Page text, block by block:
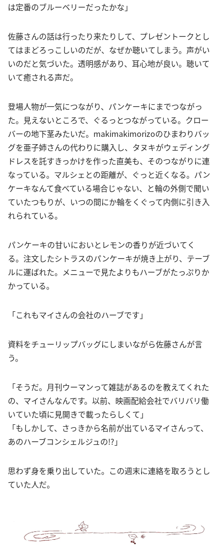
は定番のブルーベリーだったかな」
佐藤さんの話は行ったり来たりして、プレゼントークとし
てはまどろっこしいのだが、なぜか聴いてしまう。声がい
いのだと気づいた。透明感があり、耳心地が良い。聴いて
いて癒される声だ。
登場人物が一気につながり、パンケーキにまでつながっ
た。見えないところで、ぐるっとつながっている。クロー
バーの地下茎みたいだ。makimakimorizoのひまわりバッ
グを亜子姉さんの代わりに購入し、タヌキがウェディング
ドレスを託すきっかけを作った直美も、そのつながりに連
なっている。マルシェとの距離が、ぐっと近くなる。パン
ケーキなんて食べている場合じゃない、と輪の外側で聞い
ていたつもりが、いつの間にか輪をくぐって内側に引き入
れられている。
パンケーキの甘いにおいとレモンの香りが近づいてく
る。注文したシトラスのパンケーキが焼き上がり、テーブ
ルに運ばれた。メニューで見たよりもハーブがたっぷりか
かっている。
「これもマイさんの会社のハーブです」
資料をチューリップバッグにしまいながら佐藤さんが言
う。
「そうだ。月刊ウーマンって雑誌があるのを教えてくれた
の、マイさんなんです。以前、映画配給会社でバリバリ働
いていた頃に見開きで載ったらしくて」
「もしかして、さっきから名前が出ているマイさんって、
あのハーブコンシェルジュの!?」
思わず身を乗り出していた。この週末に連絡を取ろうとし
ていた人だ。